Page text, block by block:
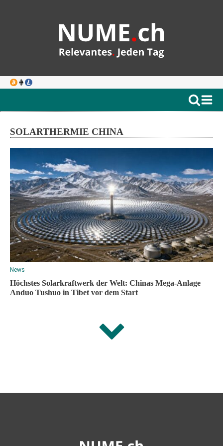
SOLARTHERMIE CHINA
News
Höchstes Solarkraftwerk der Welt: Chinas Mega-Anlage
Anduo Tushuo in Tibet vor dem Start